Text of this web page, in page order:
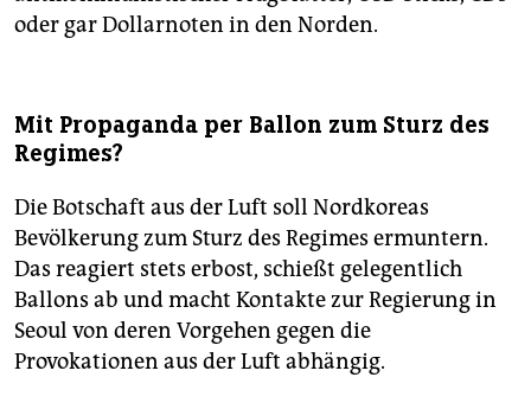
oder gar Dollarnoten in den Norden.
Mit Propaganda per Ballon zum Sturz des
Regimes?
Die Botschaft aus der Luft soll Nordkoreas
Bevölkerung zum Sturz des Regimes ermuntern.
Das reagiert stets erbost, schießt gelegentlich
Ballons ab und macht Kontakte zur Regierung in
Seoul von deren Vorgehen gegen die
Provokationen aus der Luft abhängig.